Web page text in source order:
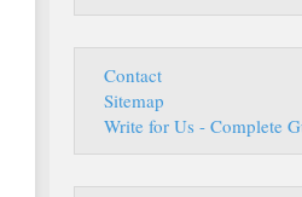
Contact
Sitemap
Write for Us - Complete